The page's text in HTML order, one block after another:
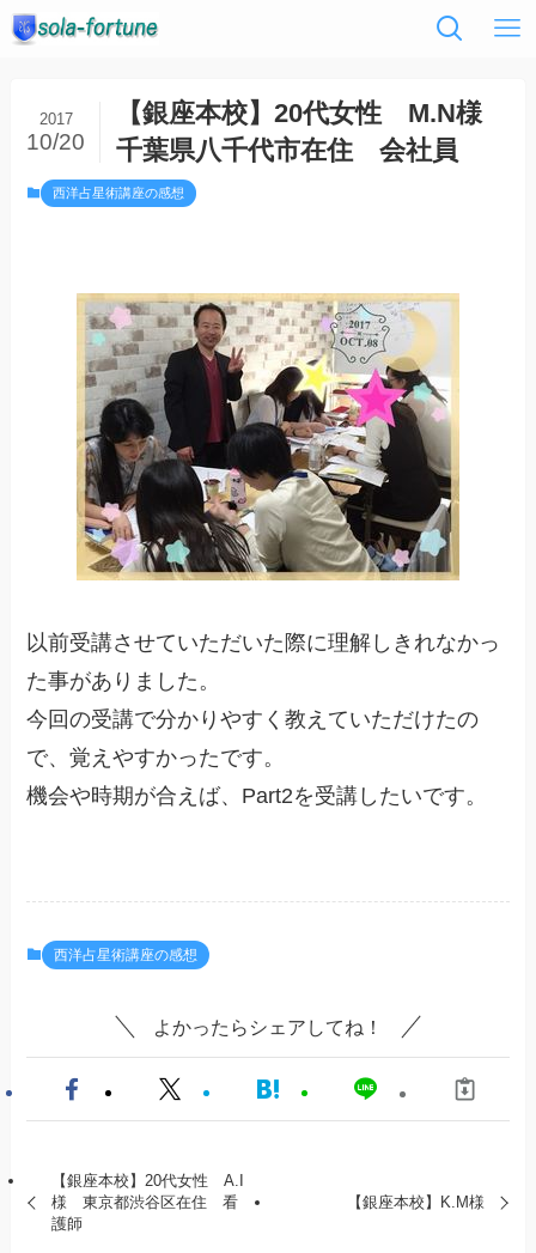
【銀座本校】20代女性 M.N様
千葉県八千代市在住 会社員
2017
10/20
西洋占星術講座の感想
以前受講させていただいた際に理解しきれなかっ
た事がありました。
今回の受講で分かりやすく教えていただけたの
で、覚えやすかったです。
機会や時期が合えば、Part2を受講したいです。
西洋占星術講座の感想
よかったらシェアしてね！
【銀座本校】20代女性 A.I
様 東京都渋谷区在住 看
護師
【銀座本校】K.M様